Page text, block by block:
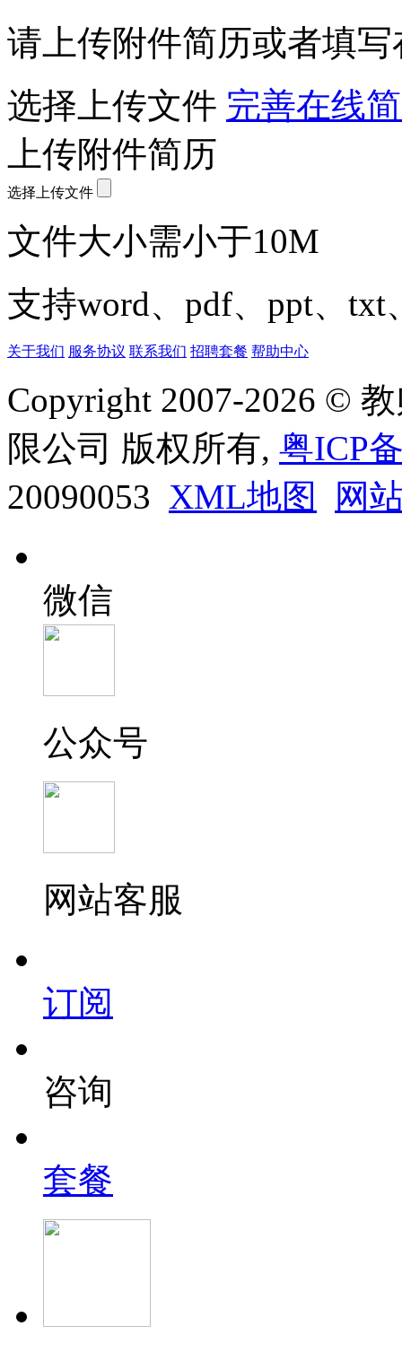
请上传附件简历或者填
选择上传文件 完善在线
上传附件简历
选择上传文件
文件大小需小于10M
支持word、pdf、ppt、txt
关于我们 服务协议 联系我们 招聘套餐 帮助中心
Copyright 2007-2026 ©
限公司 版权所有, 粤ICP
20090053 XML地图 网
微信
公众号
网站客服
订阅
咨询
套餐